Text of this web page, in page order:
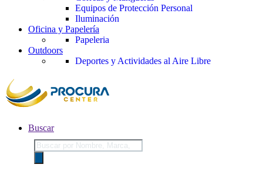
Equipos de Protección Personal
Iluminación
Oficina y Papelería
Papeleria
Outdoors
Deportes y Actividades al Aire Libre
Buscar
Búsqueda
de
productos